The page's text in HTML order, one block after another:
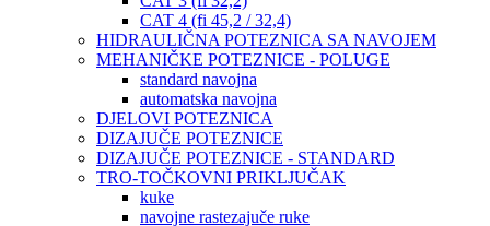
CAT 4 (fi 45,2 / 32,4)
HIDRAULIČNA POTEZNICA SA NAVOJEM
MEHANIČKE POTEZNICE - POLUGE
standard navojna
automatska navojna
DJELOVI POTEZNICA
DIZAJUČE POTEZNICE
DIZAJUČE POTEZNICE - STANDARD
TRO-TOČKOVNI PRIKLJUČAK
kuke
navojne rastezajuče ruke